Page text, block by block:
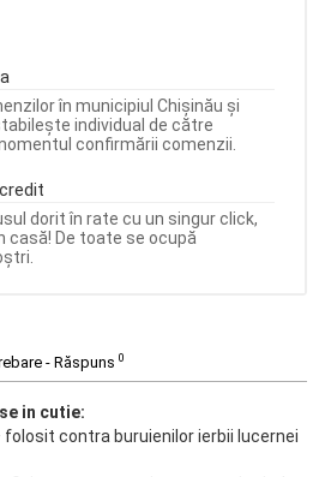
în municipiul Chișinău și
individual de către
confirmării comenzii.
dorit în rate cu un singur click,
casă! De toate se ocupă
- Răspuns 0
in cutie:
contra buruienilor ierbii lucernei